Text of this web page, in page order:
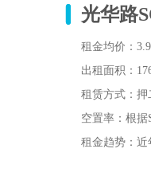
光华路
租金均价‌：
出租面积‌：
租赁方式‌：押
空置率‌：根据
租金趋势‌：近